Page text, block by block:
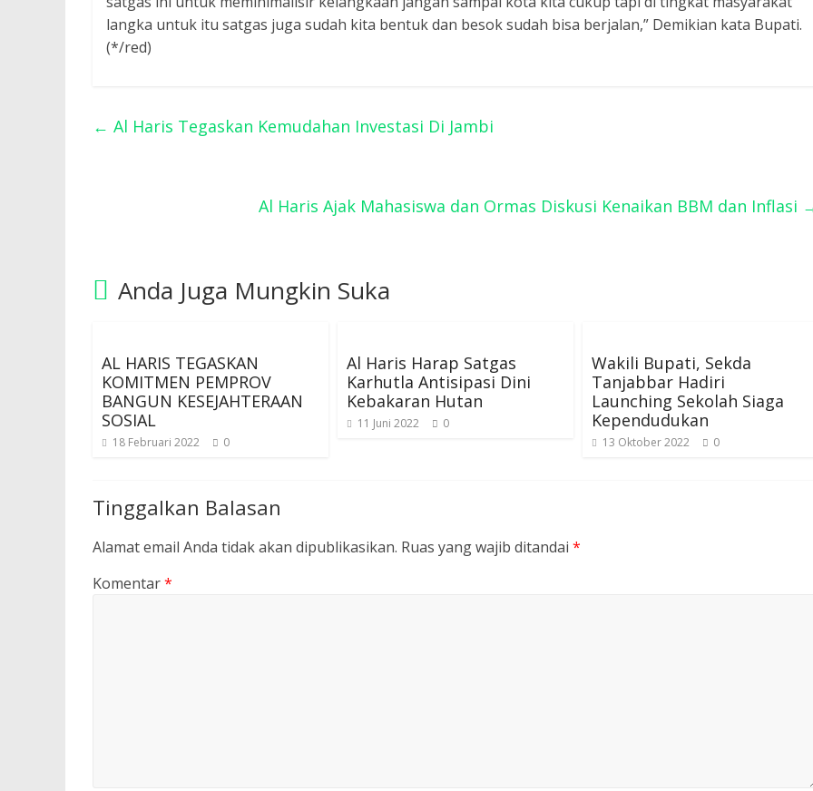
langka untuk itu satgas juga sudah kita bentuk dan besok sudah bisa berjalan,” Demikian kata Bupati.
(*/red)
← Al Haris Tegaskan Kemudahan Investasi Di Jambi
Al Haris Ajak Mahasiswa dan Ormas Diskusi Kenaikan BBM dan Inflasi
Anda Juga Mungkin Suka
AL HARIS TEGASKAN
KOMITMEN PEMPROV
BANGUN KESEJAHTERAAN
SOSIAL
18 Februari 2022 0
Al Haris Harap Satgas
Karhutla Antisipasi Dini
Kebakaran Hutan
11 Juni 2022 0
Wakili Bupati, Sekda
Tanjabbar Hadiri
Launching Sekolah Siaga
Kependudukan
13 Oktober 2022 0
Tinggalkan Balasan
Alamat email Anda tidak akan dipublikasikan. Ruas yang wajib ditandai *
Komentar*